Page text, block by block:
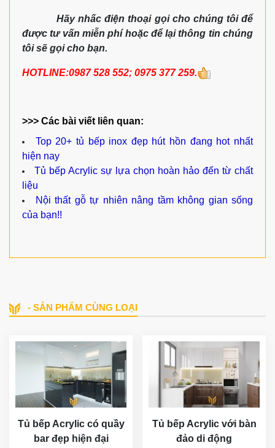
Hãy nhấc điện thoại gọi cho chúng tôi để
được tư vấn miễn phí hoặc để lại thông tin chúng
tôi sẽ gọi cho bạn.
HOTLINE:0987 528 552; 0975 377 259.
>>> Các bài viết liên quan:
Top 20+ tủ bếp inox đẹp hút hồn đang hot nhất
hiện nay
Tủ bếp Acrylic sự lựa chọn hoàn hảo đến từ chất
liệu
Nội thất gỗ tự nhiên nâng tầm không gian sống
của bạn!!
- SẢN PHẨM CÙNG LOẠI
Tủ bếp Acrylic có quầy
bar đẹp hiện đại
Tủ bếp Acrylic với bàn
đảo di động